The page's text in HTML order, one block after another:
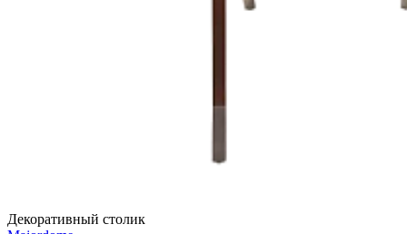
Декоративный столик